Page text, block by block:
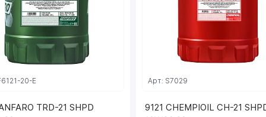
нейтрализации отработавших газов, DPF, TWC,
EGR и SCR за счет применения технологии Low
SAPS;
- Эффективно защищает детали двигателя от
всех видов коррозии;
- Имеет пониженное пенообразование и
- Эффективно борется с увеличением усилия
TRD-21 SHPD
20-E
9121 CHEMPIOIL CH-21
Арт: S7029